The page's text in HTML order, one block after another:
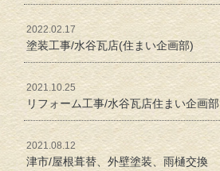
2022.02.17
塗装工事/水谷瓦店(住まい企画部)
2021.10.25
リフォーム工事/水谷瓦店住まい企画部
2021.08.12
津市/屋根葺替、外壁塗装、雨樋交換